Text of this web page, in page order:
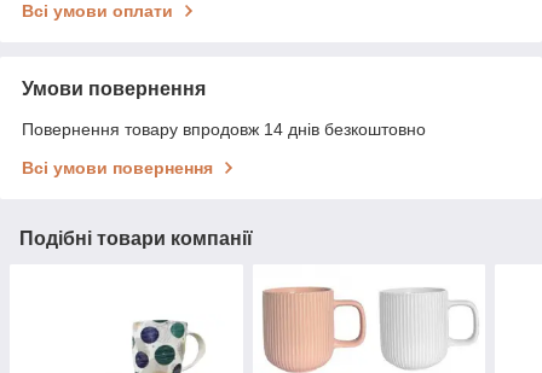
Всі умови оплати
Умови повернення
Повернення товару впродовж 14 днів безкоштовно
Всі умови повернення
Подібні товари компанії